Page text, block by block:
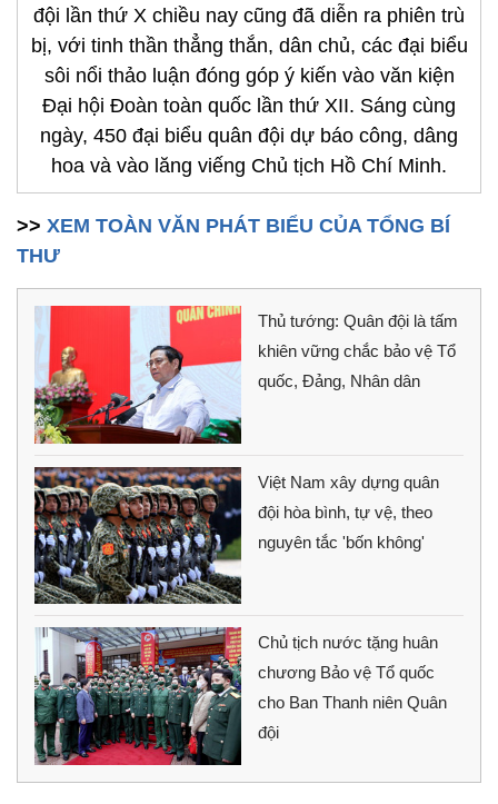
đội lần thứ X chiều nay cũng đã diễn ra phiên trù
bị, với tinh thần thẳng thắn, dân chủ, các đại biểu
sôi nổi thảo luận đóng góp ý kiến vào văn kiện
Đại hội Đoàn toàn quốc lần thứ XII. Sáng cùng
ngày, 450 đại biểu quân đội dự báo công, dâng
hoa và vào lăng viếng Chủ tịch Hồ Chí Minh.
>> XEM TOÀN VĂN PHÁT BIỂU CỦA TỔNG BÍ
THƯ
Thủ tướng: Quân đội là tấm
khiên vững chắc bảo vệ Tổ
quốc, Đảng, Nhân dân
Việt Nam xây dựng quân
đội hòa bình, tự vệ, theo
nguyên tắc 'bốn không'
Chủ tịch nước tặng huân
chương Bảo vệ Tổ quốc
cho Ban Thanh niên Quân
đội